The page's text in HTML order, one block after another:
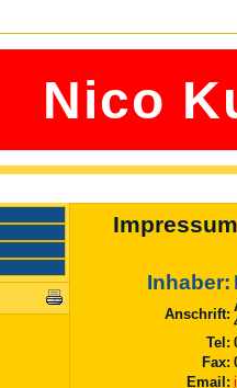
Nico
Impressum
Inhaber:
Anschrift:
Tel:
Fax:
Email: